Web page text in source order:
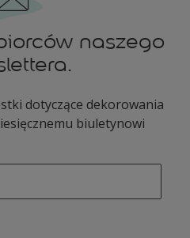
naszego
dotyczące dekorowania
biuletynowi